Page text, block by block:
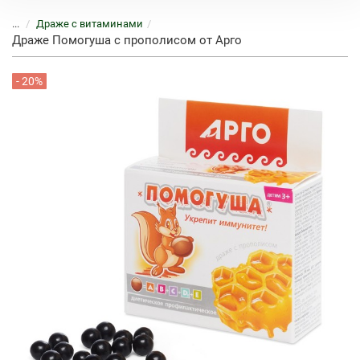
... Драже с витаминами
Драже Помогуша с прополисом от Арго
- 20%